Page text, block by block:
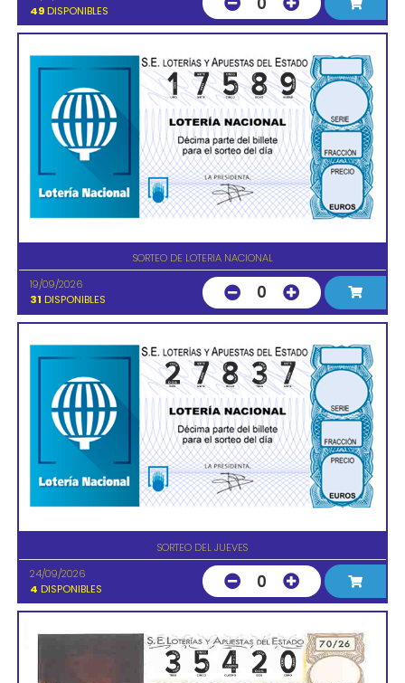
49 DISPONIBLES
SORTEO DE LOTERIA NACIONAL
19/09/2026
31 DISPONIBLES 0
SORTEO DEL JUEVES
24/09/2026
4 DISPONIBLES 0